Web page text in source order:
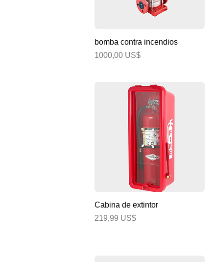
Vista rápida
bomba contra incendios
Precio
1000,00 US$
Vista rápida
Cabina de extintor
Precio
219,99 US$